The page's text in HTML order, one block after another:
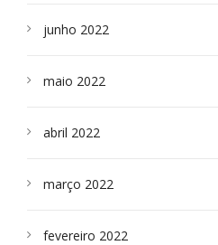
junho 2022
maio 2022
abril 2022
março 2022
fevereiro 2022